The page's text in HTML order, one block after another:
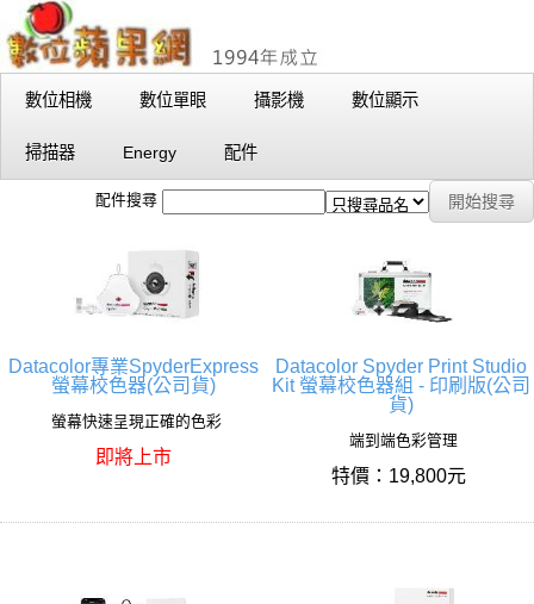
數位相機 數位單眼 攝影機 數位顯示
掃描器 Energy 配件
配件搜尋
Datacolor專業SpyderExpress
螢幕校色器(公司貨)
螢幕快速呈現正確的色彩
即將上市
Datacolor Spyder Print Studio
Kit 螢幕校色器組 - 印刷版(公司
貨)
端到端色彩管理
特價：19,800元